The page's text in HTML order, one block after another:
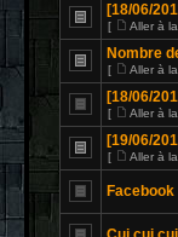
[18/06/
[ Aller à
Nombre
[ Aller à
[18/06/
[ Aller à
[19/06/
[ Aller à
Facebook